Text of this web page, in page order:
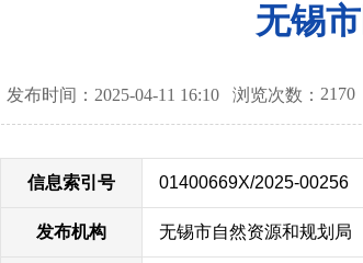
无锡
发布时间：2025-04-11 16:10 浏览次数： 2170
信息索引号 01400669X/2025-00256
发布机构 无锡市自然资源和规划局